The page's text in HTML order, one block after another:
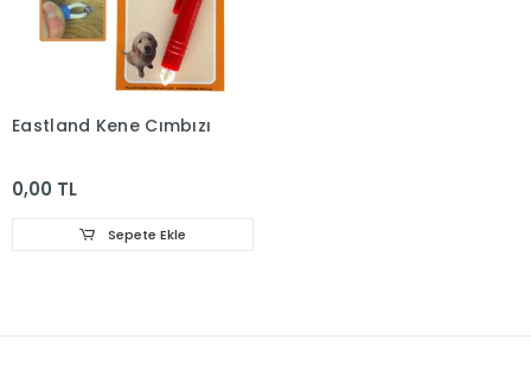
Eastland Kene Cımbızı
0,00 TL
Sepete Ekle